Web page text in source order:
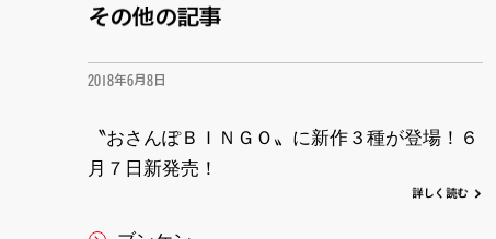
その他の記事
2018年6月8日
〝おさんぽＢＩＮＧＯ〟に新作３種が登場！６
月７日新発売！
詳しく 読む